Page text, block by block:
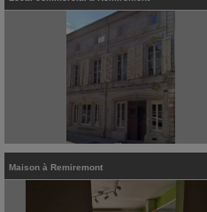
Maison à Remiremont